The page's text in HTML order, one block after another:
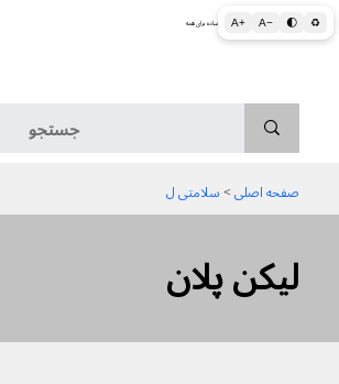
A+ A− 🌓 ♻ اطلاعات پزشکی و بهداشتی به زبان ساده برای همه
لیکن پلان
صفحه اصلی > سلامتی ل